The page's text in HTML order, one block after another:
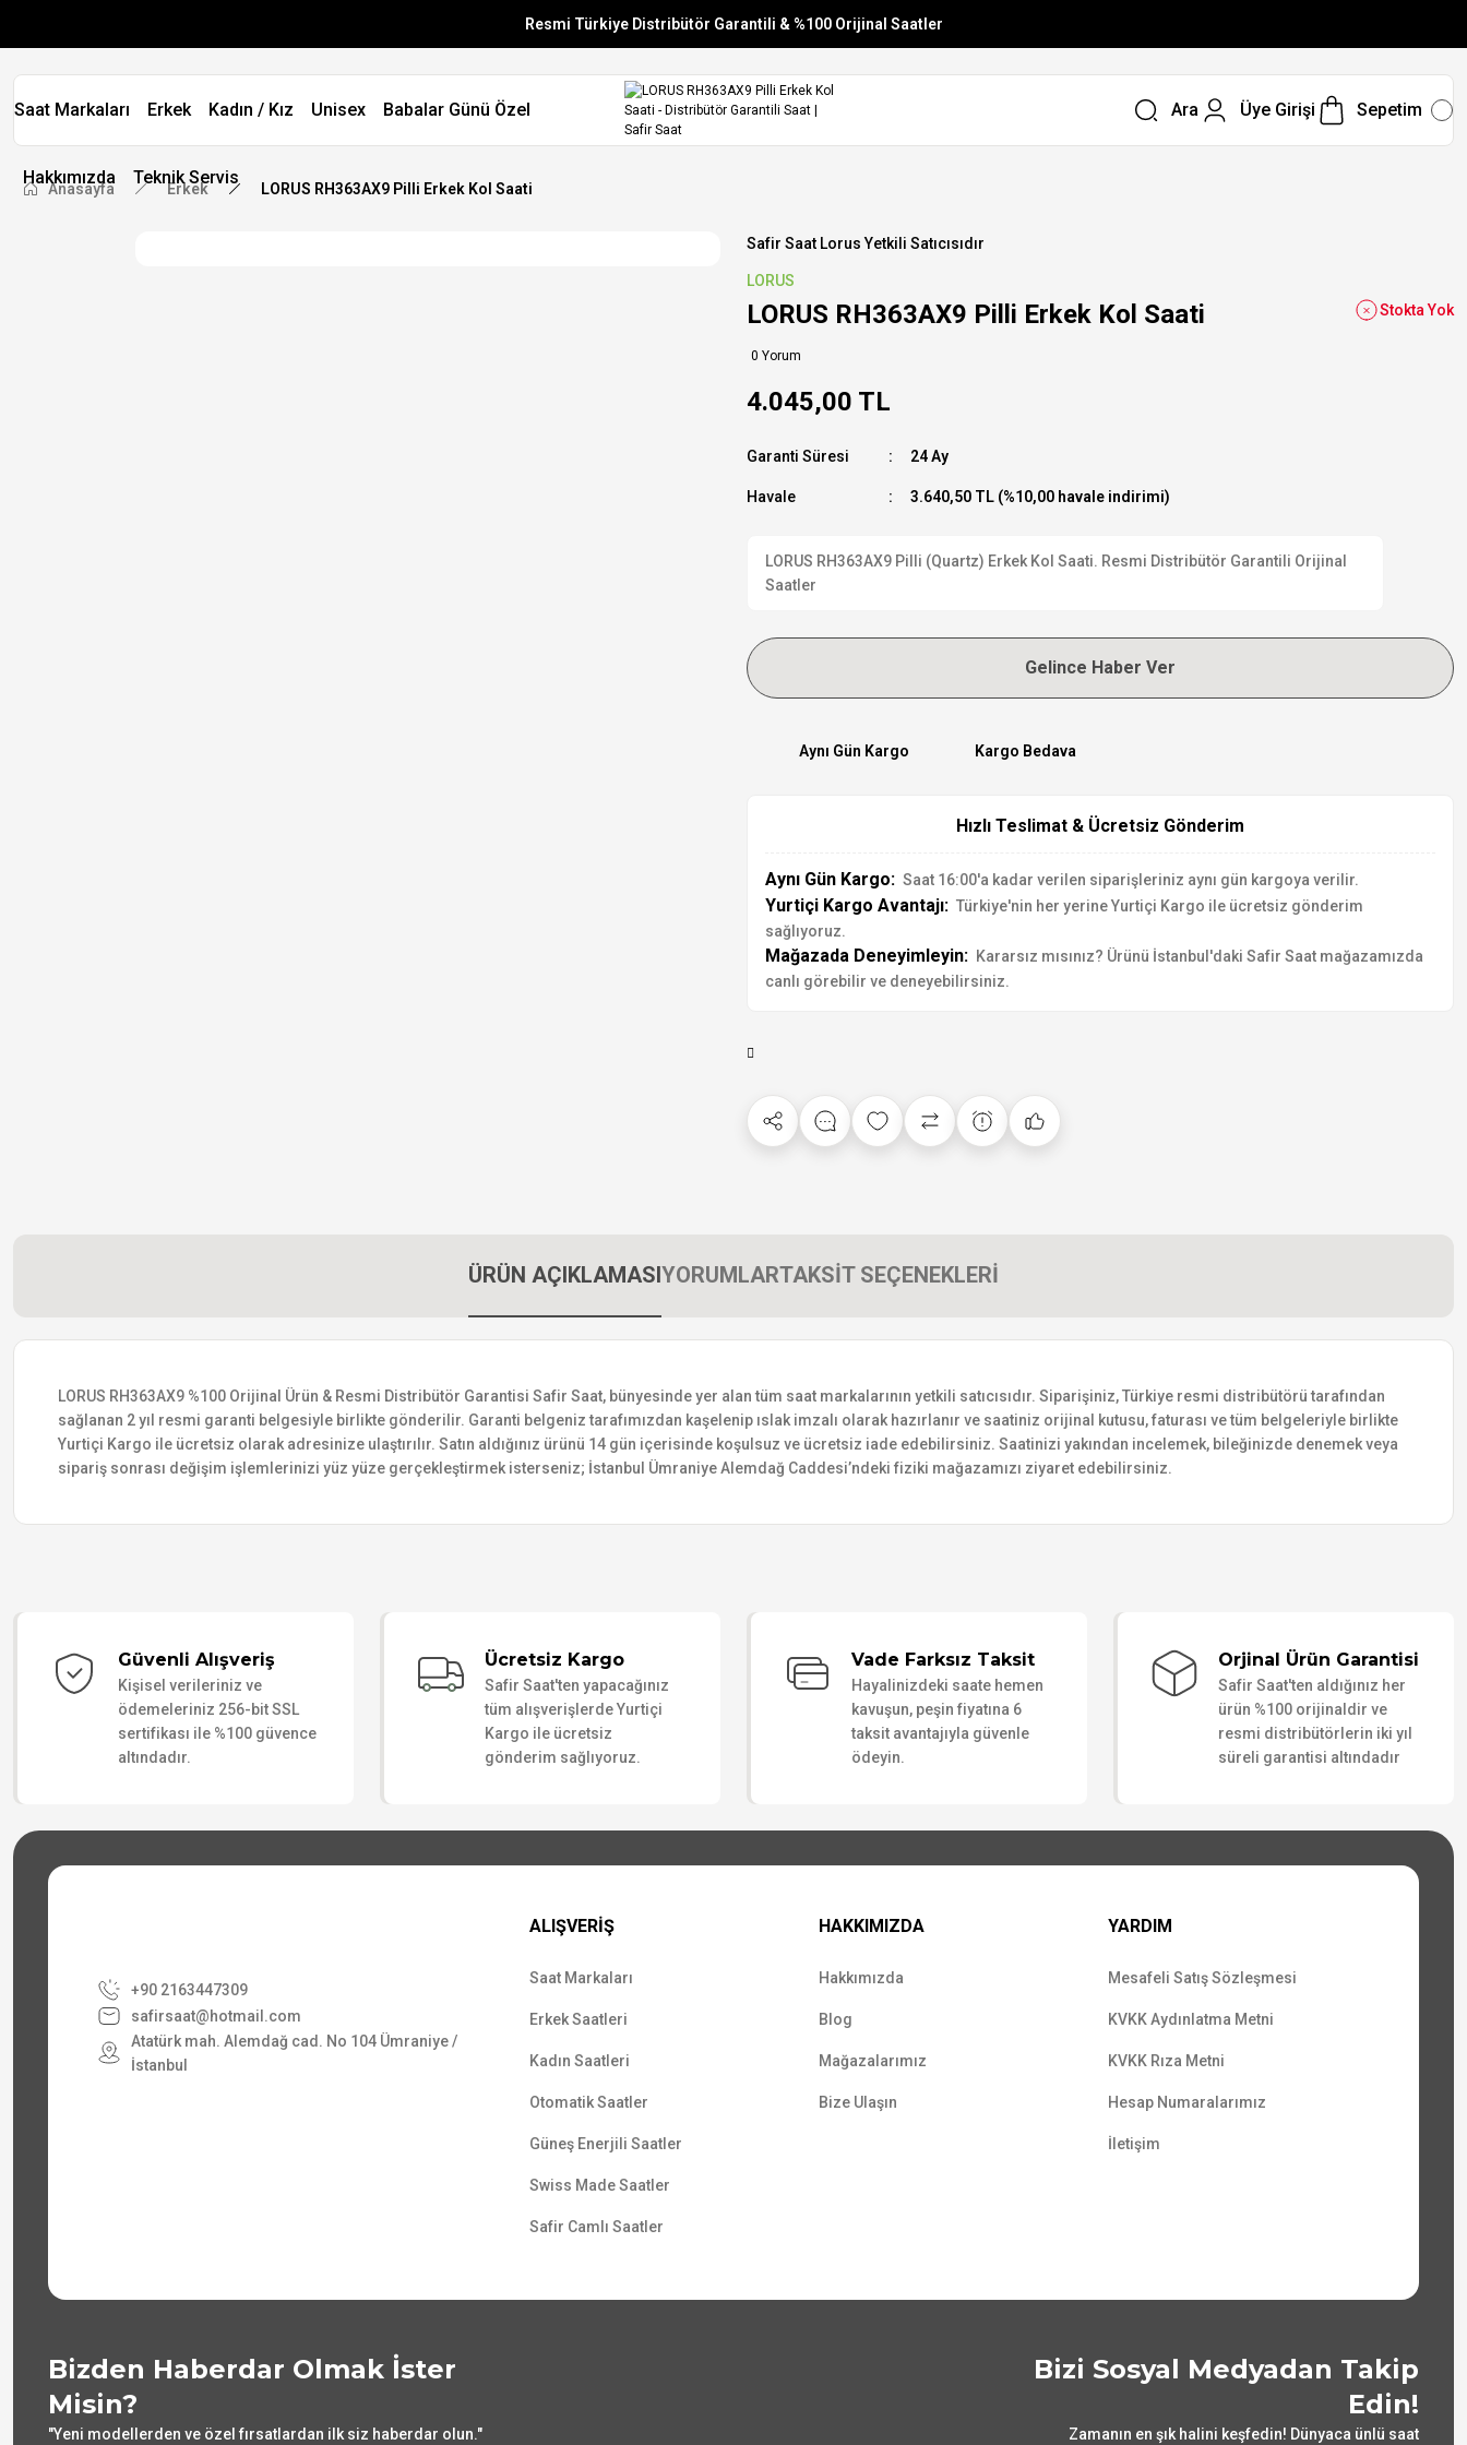
Resmi Türkiye Distribütör Garantili & %100 Orijinal Saatler
Vade Farksız 6 Taksit
Aynı Gün Stoktan Gönderim
Saat Markaları Erkek Kadın / Kız Unisex Babalar Günü Özel
Hakkımızda Teknik Servis
Ara Üye Girişi Sepetim
Anasayfa Erkek LORUS RH363AX9 Pilli Erkek Kol Saati
Safir Saat Lorus Yetkili Satıcısıdır
LORUS
LORUS RH363AX9 Pilli Erkek Kol Saati
0 Yorum
Stokta Yok
4.045,00 TL
Garanti Süresi 24 Ay
Havale 3.640,50 TL (%10,00 havale indirimi)
LORUS RH363AX9 Pilli (Quartz) Erkek Kol Saati. Resmi Distribütör Garantili Orijinal
Saatler
Gelince Haber Ver
Aynı Gün Kargo Kargo Bedava
Hızlı Teslimat & Ücretsiz Gönderim
Aynı Gün Kargo: Saat 16:00'a kadar verilen siparişleriniz aynı gün kargoya verilir.
Yurtiçi Kargo Avantajı: Türkiye'nin her yerine Yurtiçi Kargo ile ücretsiz gönderim
sağlıyoruz.
Mağazada Deneyimleyin: Kararsız mısınız? Ürünü İstanbul'daki Safir Saat mağazamızda
canlı görebilir ve deneyebilirsiniz.
ÜRÜN AÇIKLAMASIYORUMLARTAKSİT SEÇENEKLERİ
LORUS RH363AX9 %100 Orijinal Ürün & Resmi Distribütör Garantisi Safir Saat, bünyesinde yer alan tüm saat markalarının yetkili satıcısıdır. Siparişiniz, Türkiye resmi distribütörü tarafından
sağlanan 2 yıl resmi garanti belgesiyle birlikte gönderilir. Garanti belgeniz tarafımızdan kaşelenip ıslak imzalı olarak hazırlanır ve saatiniz orijinal kutusu, faturası ve tüm belgeleriyle birlikte
Yurtiçi Kargo ile ücretsiz olarak adresinize ulaştırılır. Satın aldığınız ürünü 14 gün içerisinde koşulsuz ve ücretsiz iade edebilirsiniz. Saatinizi yakından incelemek, bileğinizde denemek veya
sipariş sonrası değişim işlemlerinizi yüz yüze gerçekleştirmek isterseniz; İstanbul Ümraniye Alemdağ Caddesi’ndeki fiziki mağazamızı ziyaret edebilirsiniz.
Güvenli Alışveriş
Kişisel verileriniz ve
ödemeleriniz 256-bit SSL
sertifikası ile %100 güvence
altındadır.
Ücretsiz Kargo
Safir Saat'ten yapacağınız
tüm alışverişlerde Yurtiçi
Kargo ile ücretsiz
gönderim sağlıyoruz.
Vade Farksız Taksit
Hayalinizdeki saate hemen
kavuşun, peşin fiyatına 6
taksit avantajıyla güvenle
ödeyin.
Orjinal Ürün Garantisi
Safir Saat'ten aldığınız her
ürün %100 orijinaldir ve
resmi distribütörlerin iki yıl
süreli garantisi altındadır
+90 2163447309
safirsaat@hotmail.com
Atatürk mah. Alemdağ cad. No 104 Ümraniye /
İstanbul
ALIŞVERİŞ
Saat Markaları
Erkek Saatleri
Kadın Saatleri
Otomatik Saatler
Güneş Enerjili Saatler
Swiss Made Saatler
Safir Camlı Saatler
HAKKIMIZDA
Hakkımızda
Blog
Mağazalarımız
Bize Ulaşın
YARDIM
Mesafeli Satış Sözleşmesi
KVKK Aydınlatma Metni
KVKK Rıza Metni
Hesap Numaralarımız
İletişim
Bizden Haberdar Olmak İster
Misin?
"Yeni modellerden ve özel fırsatlardan ilk siz haberdar olun."
Bizi Sosyal Medyadan Takip
Edin!
Zamanın en şık halini keşfedin! Dünyaca ünlü saat